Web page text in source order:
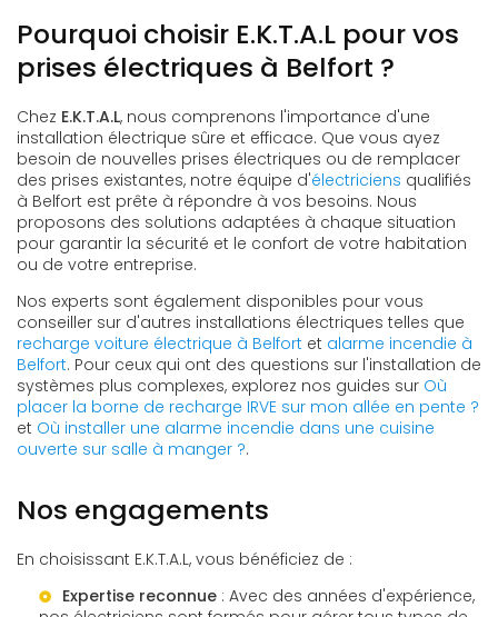
Pourquoi choisir E.K.T.A.L pour vos
prises électriques à Belfort ?
Chez E.K.T.A.L, nous comprenons l'importance d'une
installation électrique sûre et efficace. Que vous ayez
besoin de nouvelles prises électriques ou de remplacer
des prises existantes, notre équipe d'électriciens qualifiés
à Belfort est prête à répondre à vos besoins. Nous
proposons des solutions adaptées à chaque situation
pour garantir la sécurité et le confort de votre habitation
ou de votre entreprise.
Nos experts sont également disponibles pour vous
conseiller sur d'autres installations électriques telles que
recharge voiture électrique à Belfort et alarme incendie à
Belfort. Pour ceux qui ont des questions sur l'installation de
systèmes plus complexes, explorez nos guides sur Où
placer la borne de recharge IRVE sur mon allée en pente ?
et Où installer une alarme incendie dans une cuisine
ouverte sur salle à manger ?.
Nos engagements
En choisissant E.K.T.A.L, vous bénéficiez de :
Expertise reconnue : Avec des années d'expérience,